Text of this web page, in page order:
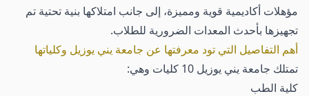
مؤهلات أكاديمية قوية ومميزة، إلى جانب امتلاكها بنية تحتية تم
تجهيزها بأحدث المعدات الضرورية للطلاب.
أهم التفاصيل التي تود معرفتها عن جامعة يني يوزيل وكلياتها
تمتلك جامعة يني يوزيل 10 كليات وهي:
كلية الطب